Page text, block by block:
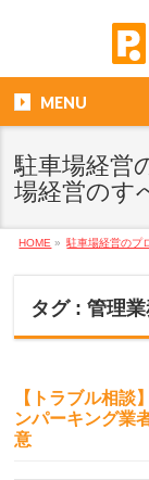
MENU
駐車場経営
場経営のす
HOME » 駐車場経営のプ
タグ : 管理
【トラブル相談
ンパーキング業
意